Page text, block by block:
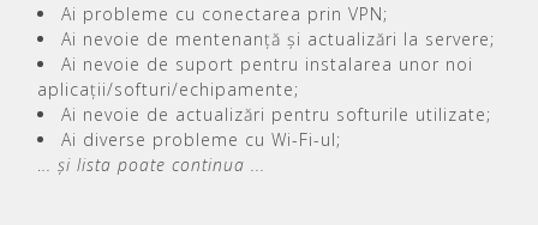
Ai probleme cu conectarea prin VPN;
Ai nevoie de mentenanță și actualizări la servere;
Ai nevoie de suport pentru instalarea unor noi
aplicații/softuri/echipamente;
Ai nevoie de actualizări pentru softurile utilizate;
Ai diverse probleme cu Wi-Fi-ul;
.. și lista poate continua ...